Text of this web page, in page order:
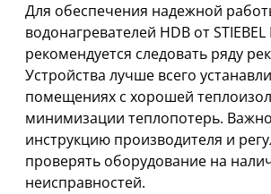
Для обеспечения надежной
водонагревателей HDB от STIEBEL
рекомендуется следовать ряду
Устройства лучше всего
помещениях с хорошей
минимизации теплопотерь.
инструкцию производителя и
проверять оборудование на
неисправностей.